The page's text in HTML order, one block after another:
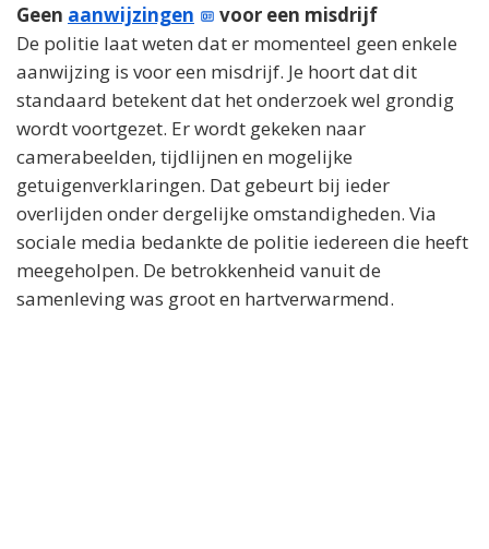
Geen aanwijzingen
voor een misdrijf
De politie laat weten dat er momenteel geen enkele
aanwijzing is voor een misdrijf. Je hoort dat dit
standaard betekent dat het onderzoek wel grondig
wordt voortgezet. Er wordt gekeken naar
camerabeelden, tijdlijnen en mogelijke
getuigenverklaringen. Dat gebeurt bij ieder
overlijden onder dergelijke omstandigheden. Via
sociale media bedankte de politie iedereen die heeft
meegeholpen. De betrokkenheid vanuit de
samenleving was groot en hartverwarmend.